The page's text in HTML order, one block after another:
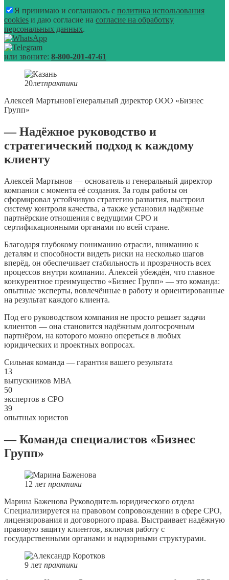
Я принимаю и соглашаюсь с политика использования
cookies и даю согласие на согласие на обработку
персональных данных.
или звоните: 8-800-201-47-61
20летпрактики
Алексей МартыновГенеральный директор ООО «Бизнес
Групп»
— Надёжное руководство и
стратегический подход к каждому
клиенту
Алексей Мартынов — основатель и генеральный директор
компании с момента её создания. За годы работы он
сформировал устойчивую стратегию развития, выстроил
систему контроля качества, а также установил надёжные
партнёрские отношения с ведущими СРО и
сертификационными органами по всей стране.
Благодаря глубокому пониманию отрасли, вниманию к
деталям и способности видеть риски на несколько шагов
вперёд, он обеспечивает стабильность и прозрачность всех
процессов внутри компании. Алексей убеждён, что главное
конкурентное преимущество «Бизнес Групп» — это команда:
опытные эксперты, вовлечённые в работу и ориентированные
на результат каждого клиента.
Под его руководством компания не просто решает задачи
клиентов — она становится надёжным долгосрочным
партнёром, на которого можно опереться в любых
юридических и проектных вопросах.
Сильная команда — гарантия вашего результата
13
выпускников МВА
50
экспертов в СРО
39
опытных юристов
— Команда специалистов «Бизнес
Групп»
12 лет практики
Марина Баженова Руководитель юридического отдела
Специализируется на правовом сопровождении в сфере СРО,
лицензирования и договорного права. Выстраивает надёжную
правовую защиту клиентов, включая работу с
государственными органами и надзорными структурами.
9 лет практики